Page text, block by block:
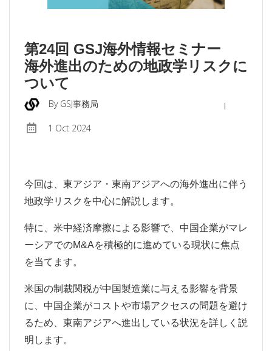
第24回 GSJ海外情報セミナー
海外進出のための地政学リスクに
ついて
By GSJ事務局
1 Oct 2024
今回は、東アジア・東南アジアへの海外進出に伴う
地政学リスクを中心に解説します。
特に、米中経済摩擦による影響で、中国企業がマレ
ーシアでのM&Aを積極的に進めている現状に焦点
を当てます。
米国の制裁関税が中国製造業に与える影響を背景
に、中国企業がコストや市場アクセスの問題を避け
るため、東南アジアへ進出している状況を詳しく説
明します。